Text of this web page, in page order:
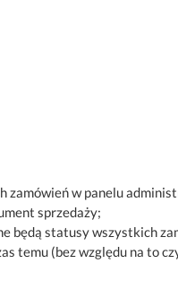
w panelu
sprzedaży;
będą statusy wszystkich
temu (bez względu na to